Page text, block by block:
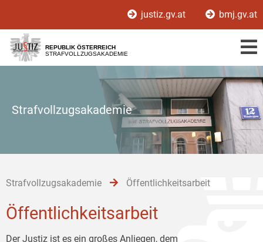
[1]
[2]
[3]
justiz.gv.at bmj.gv.at
REPUBLIK ÖSTERREICH
STRAFVOLLZUGSAKADEMIE
Strafvollzugsakademie
Strafvollzugsakademie Öffentlichkeitsarbeit
Öffentlichkeitsarbeit
Der Justiz ist es ein großes Anliegen, dem